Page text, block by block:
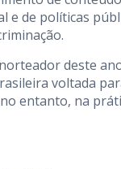
e de políticas
deste
voltada
entanto, na